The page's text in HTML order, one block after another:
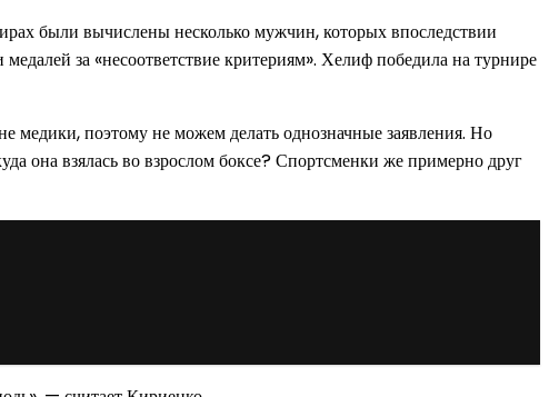
были вычислены несколько мужчин, которых впоследствии
за «несоответствие критериям». Хелиф победила на турнире
поэтому не можем делать однозначные заявления. Но
она взялась во взрослом боксе? Спортсменки же примерно друг